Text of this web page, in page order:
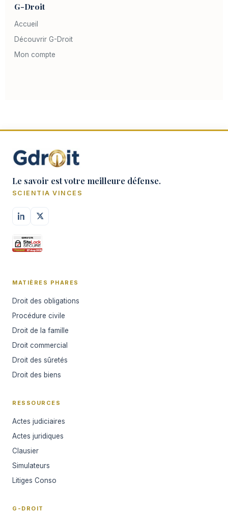
G-Droit
Accueil
Découvrir G-Droit
Mon compte
Le savoir est votre meilleure défense.
SCIENTIA VINCES
MATIÈRES PHARES
Droit des obligations
Procédure civile
Droit de la famille
Droit commercial
Droit des sûretés
Droit des biens
RESSOURCES
Actes judiciaires
Actes juridiques
Clausier
Simulateurs
Litiges Conso
G-DROIT